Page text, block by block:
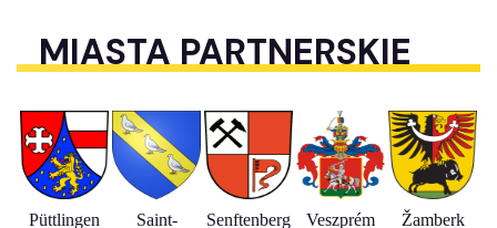
MIASTA PARTNERSKIE
Püttlingen
Saint-
Senftenberg
Veszprém
Žamberk